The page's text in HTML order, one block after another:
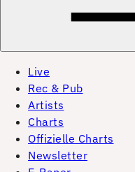
Live
Rec & Pub
Artists
Charts
Offizielle Charts
Newsletter